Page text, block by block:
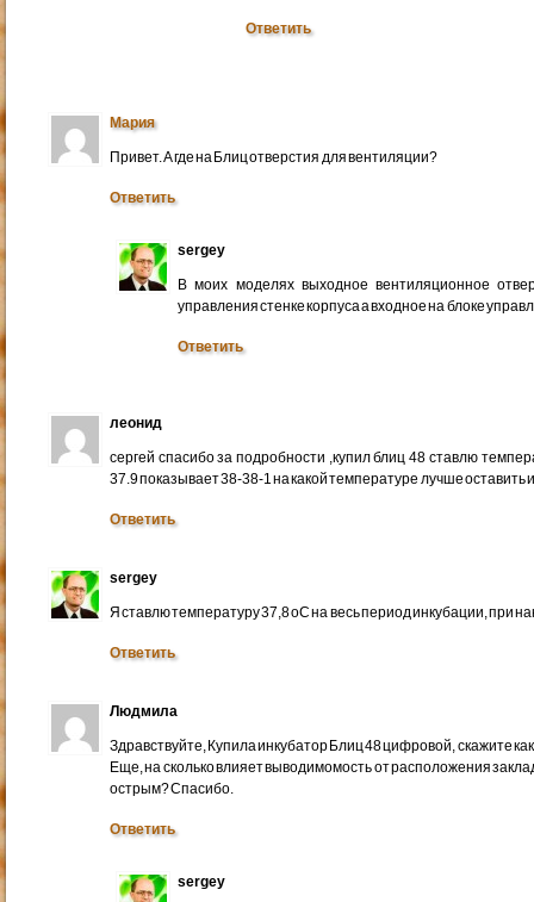
Ответить
Мария
Привет. А где на Блиц отверстия для вентиляции?
Ответить
sergey
В моих моделях выходное вентиляционное
управления стенке корпуса а входное на блоке
Ответить
леонид
сергей спасибо за подробности ,купил блиц 48 ставлю
37.9 показывает 38-38-1 на какой температуре лучше оставить
Ответить
sergey
Я ставлю температуру 37,8 оС на весь период инкубации, при
Ответить
Людмила
Здравствуйте, Купила инкубатор Блиц 48 цифровой, скажите
Еще, на сколько влияет выводимомость от расположения
острым? Спасибо.
Ответить
sergey